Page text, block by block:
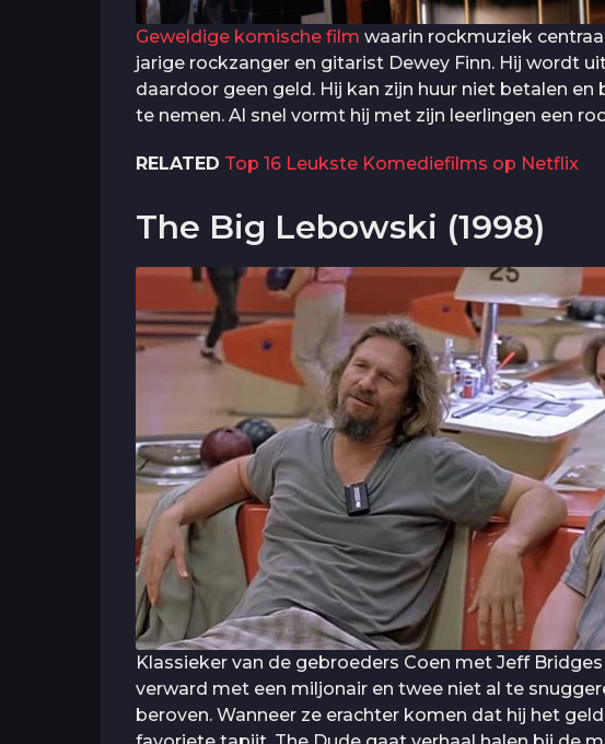
Geweldige komische film waarin rockmuziek
jarige rockzanger en gitarist Dewey Finn. Hij wordt
daardoor geen geld. Hij kan zijn huur niet betalen en
te nemen. Al snel vormt hij met zijn leerlingen een
RELATED Top 16 Leukste Komediefilms op Netflix
The Big Lebowski (1998)
Klassieker van de gebroeders Coen met Jeff
verward met een miljonair en twee niet al te
beroven. Wanneer ze erachter komen dat hij het